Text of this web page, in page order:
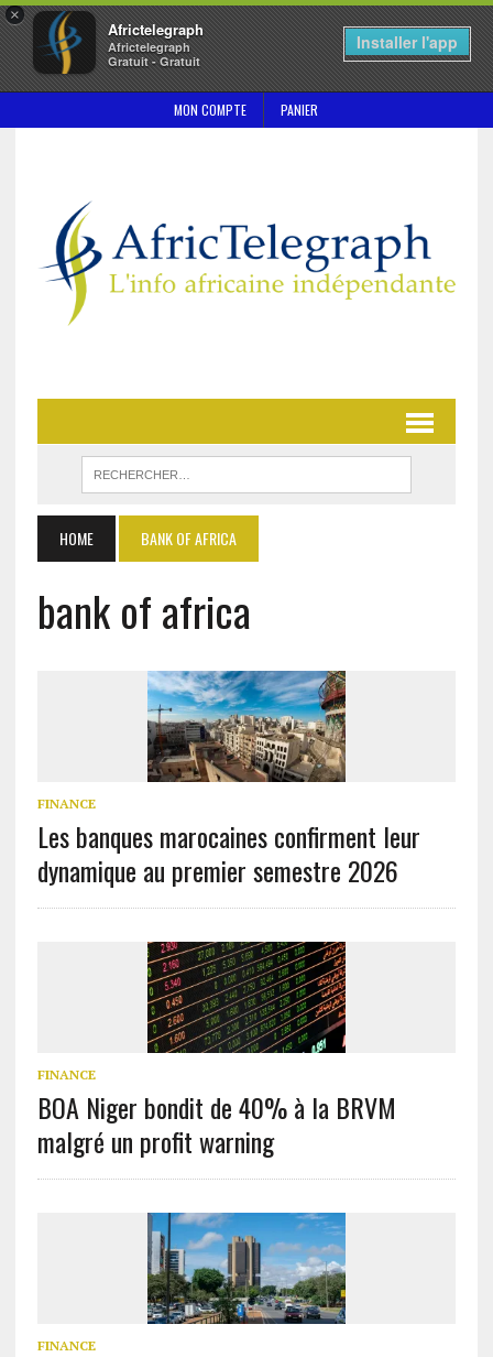
×
Africtelegraph
Africtelegraph
Gratuit - Gratuit
Installer l'app
MON COMPTE PANIER
HOME BANK OF AFRICA
bank of africa
FINANCE
Les banques marocaines confirment leur
dynamique au premier semestre 2026
FINANCE
BOA Niger bondit de 40% à la BRVM
malgré un profit warning
FINANCE